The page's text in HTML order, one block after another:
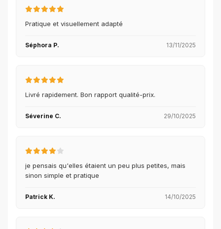
Pratique et visuellement adapté
Séphora P. 13/11/2025
Livré rapidement. Bon rapport qualité-prix.
Séverine C. 29/10/2025
je pensais qu'elles étaient un peu plus petites, mais
sinon simple et pratique
Patrick K. 14/10/2025